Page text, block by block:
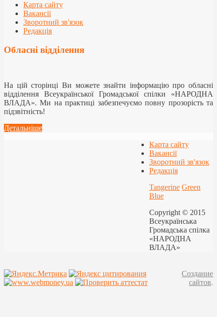
Карта сайту
Вакансії
Зворотний зв'язок
Редакція
Обласні відділення
На цій сторінці Ви можете знайти інформацію про обласні
відділення Всеукраїнської Громадської спілки «НАРОДНА
ВЛАДА». Ми на практиці забезпечуємо повну прозорість та
підзвітність!
Детальніше
Карта сайту
Вакансії
Зворотний зв'язок
Редакція
Tangerine Green
Blue
Copyright © 2015
Всеукраїнська
Громадська спілка
«НАРОДНА
ВЛАДА»
Создание
сайтов.